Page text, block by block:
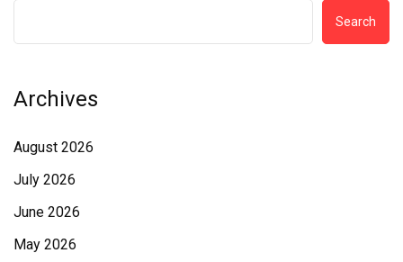
Search
Archives
August 2026
July 2026
June 2026
May 2026